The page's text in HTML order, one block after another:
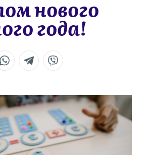
нового
года!